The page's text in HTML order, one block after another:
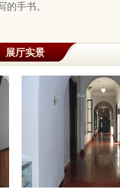
手书。
展厅实景